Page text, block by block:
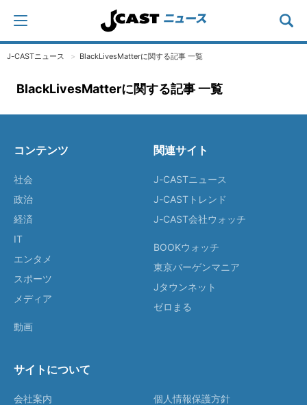
J-CASTニュース BlackLivesMatterに関する記事 一覧
BlackLivesMatterに関する記事 一覧
コンテンツ
社会
政治
経済
IT
エンタメ
スポーツ
メディア
動画
関連サイト
J-CASTニュース
J-CASTトレンド
J-CAST会社ウォッチ
BOOKウォッチ
東京バーゲンマニア
Jタウンネット
ゼロまる
サイトについて
会社案内
個人情報保護方針